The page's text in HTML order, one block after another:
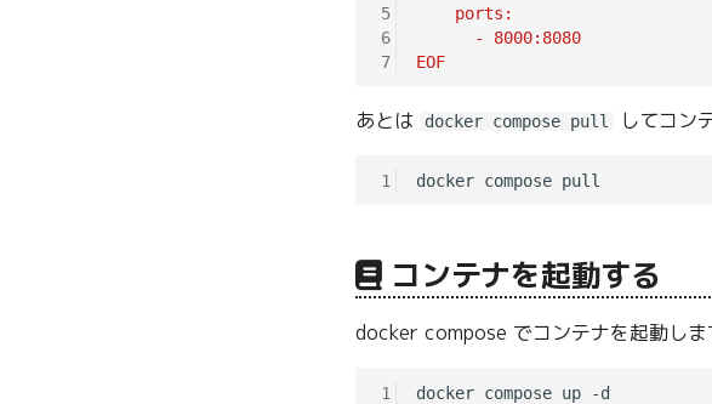
5
6
7
    ports:
      - 8000:8080
EOF
あとは docker compose pull してコン
1
コンテナを起動する
docker compose でコンテナを起動しま
1